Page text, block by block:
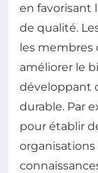
en favorisant
de qualité.
les membres
améliorer le
développant
durable. Par
pour établir